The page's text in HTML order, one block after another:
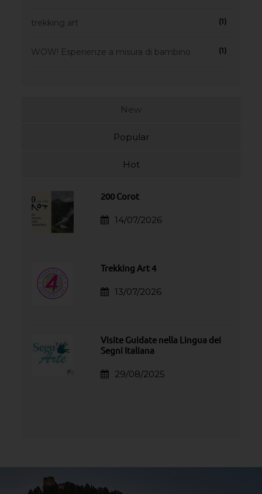
trekking art (1)
WOW! Esperienze a misura di bambino (1)
New
Popular
Hot
200 Corot
14/07/2026
Trekking Art 4
13/07/2026
Visite Guidate nella Lingua dei
Segni Italiana
29/08/2025